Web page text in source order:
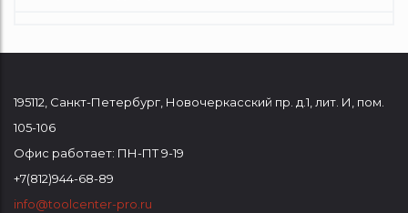
195112 Санкт-Петербург Новочеркасский пр. д.1, лит. И, пом.
105-106
Офис работает: ПН-ПТ 9-19
+7(812)944-68-89
info@toolcenter-pro.ru